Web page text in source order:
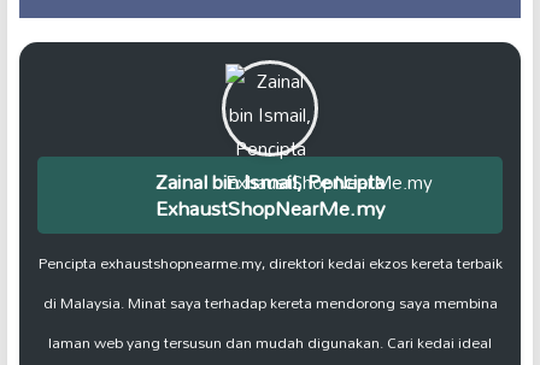
Zainal bin Ismail, Pencipta
ExhaustShopNearMe.my
Pencipta exhaustshopnearme.my, direktori kedai ekzos kereta terbaik
di Malaysia. Minat saya terhadap kereta mendorong saya membina
laman web yang tersusun dan mudah digunakan. Cari kedai ideal